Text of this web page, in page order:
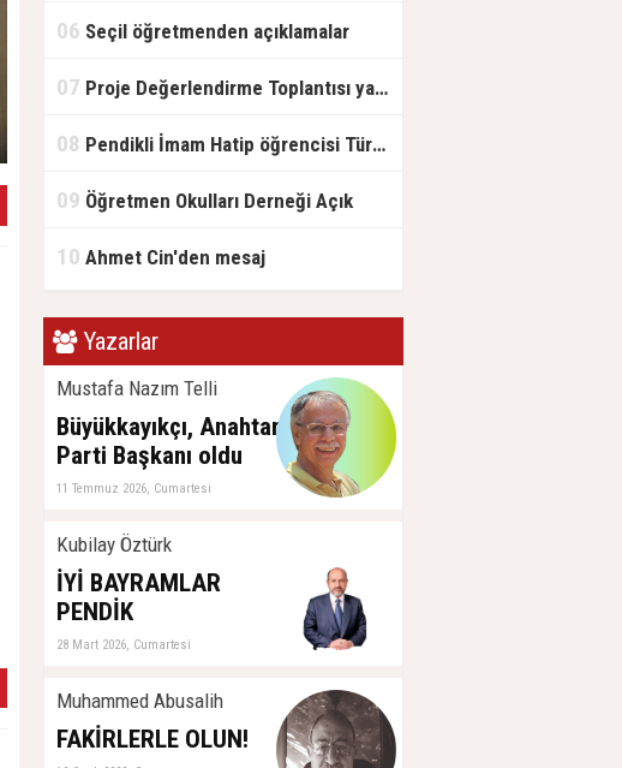
06 Seçil öğretmenden açıklamalar
07 Proje Değerlendirme Toplantısı yapıldı.
08 Pendikli İmam Hatip öğrencisi Türkiye Birincisi
09 Öğretmen Okulları Derneği Açık
10 Ahmet Cin'den mesaj
Yazarlar
Mustafa Nazım Telli
Büyükkayıkçı, Anahtar
Parti Başkanı oldu
11 Temmuz 2026, Cumartesi
Kubilay Öztürk
İYİ BAYRAMLAR
PENDİK
28 Mart 2026, Cumartesi
Muhammed Abusalih
FAKİRLERLE OLUN!